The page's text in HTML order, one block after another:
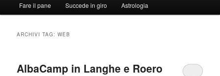
al
al
Fare il pane Succede in giro Astrologia
ARCHIVI TAG:WEB
AlbaCamp in Langhe e Roero